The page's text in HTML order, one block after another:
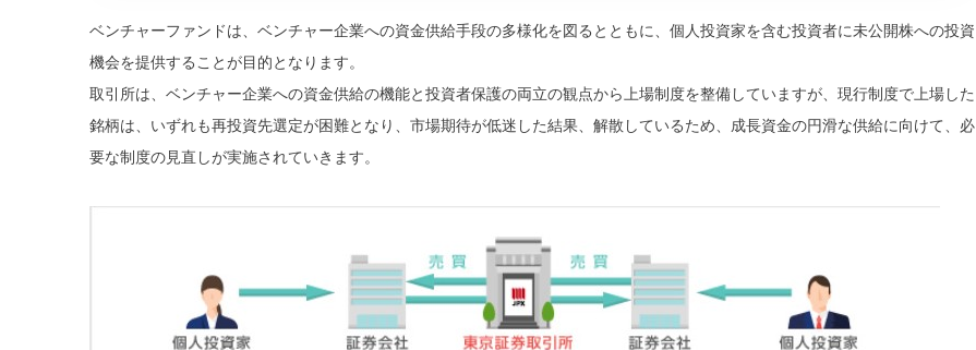
ベンチャーファンドは、ベンチャー企業への資金供給手段の多様化を図るとともに、個人投資家を含む投資者に未公開株への投資
機会を提供することが目的となります。
取引所は、ベンチャー企業への資金供給の機能と投資者保護の両立の観点から上場制度を整備していますが、現行制度で上場した
銘柄は、いずれも再投資先選定が困難となり、市場期待が低迷した結果、解散しているため、成長資金の円滑な供給に向けて、必
要な制度の見直しが実施されていきます。